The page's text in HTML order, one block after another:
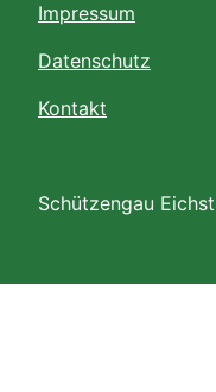
Impressum
Datenschutz
Kontakt
Schützengau